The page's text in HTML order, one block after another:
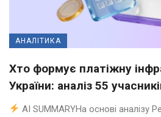
АНАЛІТИКА
Хто формує платіжну
України: аналіз 55
AI SUMMARYНа основі аналізу